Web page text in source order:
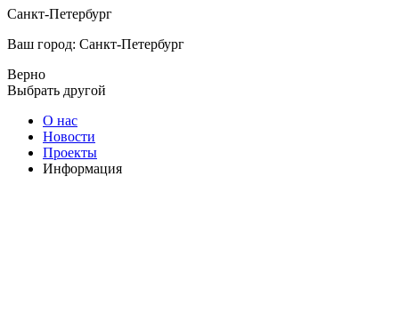
Санкт-Петербург
Ваш город: Санкт-Петербург
Верно
Выбрать другой
О нас
Новости
Проекты
Информация